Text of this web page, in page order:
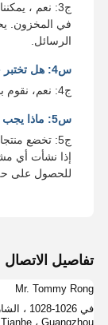
ج3: نعم ،
في المخزون.
الرسائل.
س4: هل تختبر جميع بضائعك قبل التسليم؟
ج4: نعم، نقوم بإجراء اختبار بنسبة 100% قبل التسليم.
س5: ماذا يجب أن أفعل إذا كانت هناك مشكلة مع العناصر؟
ج5: تخضع
إذا نشأت أي
للحصول على
تفاصيل الاتصال
Mr. Tommy Rong